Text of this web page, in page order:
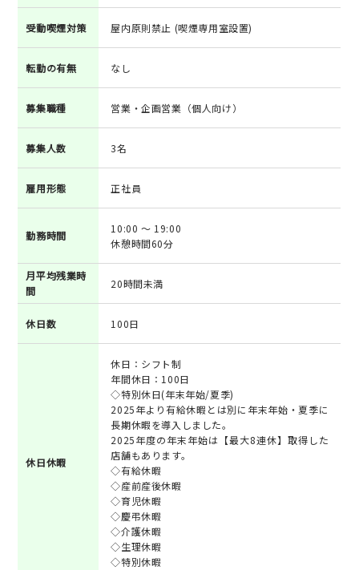
受動喫煙対策 屋内原則禁止 (喫煙専用室設置)
転勤の有無 なし
募集職種 営業・企画営業（個人向け）
募集人数 3名
雇用形態 正社員
勤務時間
10:00 ～ 19:00
休憩時間60分
月平均残業時
間
20時間未満
休日数 100日
休日休暇
休日：シフト制
年間休日：100日
◇特別休日(年末年始/夏季)
2025年より有給休暇とは別に年末年始・夏季に
長期休暇を導入しました。
2025年度の年末年始は【最大8連休】取得した
店舗もあります。
◇有給休暇
◇産前産後休暇
◇育児休暇
◇慶弔休暇
◇介護休暇
◇生理休暇
◇特別休暇